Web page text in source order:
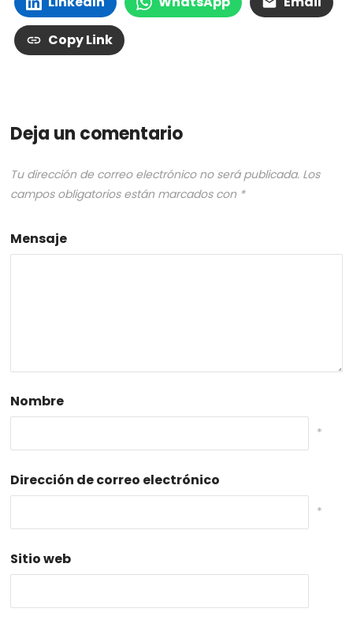
Copy Link
Deja un comentario
Tu dirección de correo electrónico no será publicada. Los
campos obligatorios están marcados con *
Mensaje
Nombre
*
Dirección de correo electrónico
*
Sitio web